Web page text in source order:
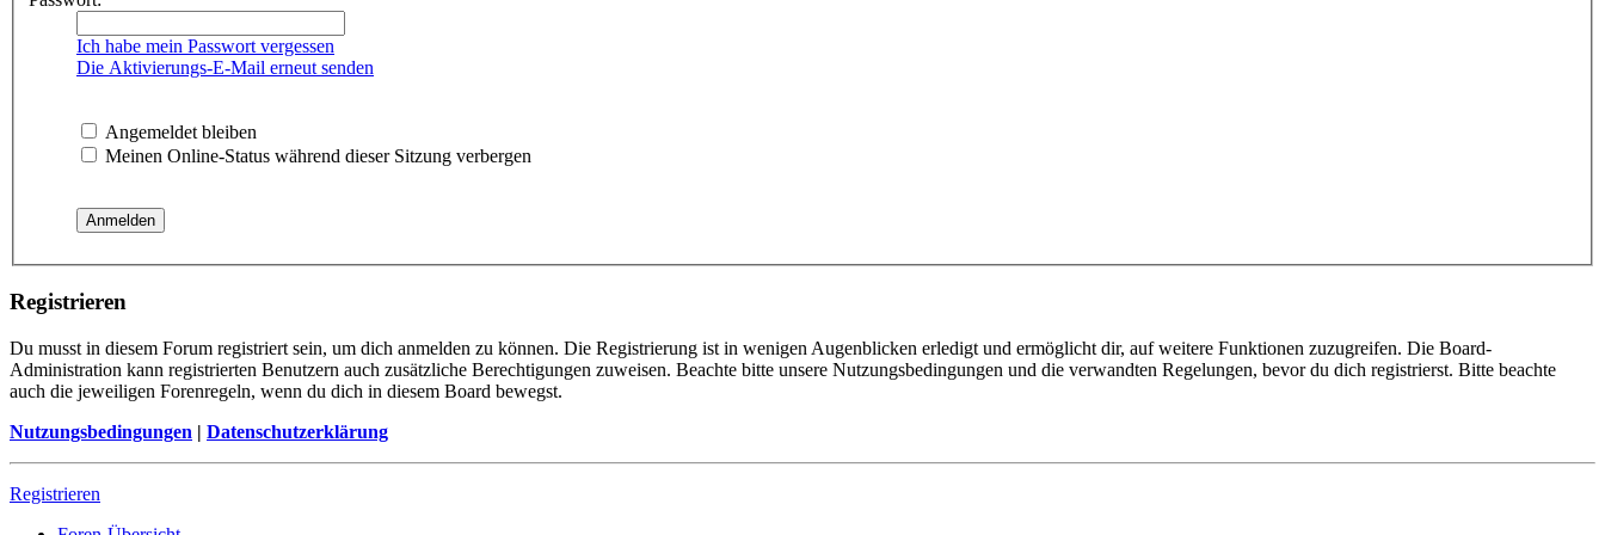
Ich habe mein Passwort vergessen
Die Aktivierungs-E-Mail erneut senden
Angemeldet bleiben
Meinen Online-Status während dieser Sitzung verbergen
Registrieren
Du musst in diesem Forum registriert sein, um dich anmelden zu können. Die Registrierung ist in wenigen Augenblicken erledigt und ermöglicht dir, auf weitere Funktionen zuzugreifen. Die Board-
Administration kann registrierten Benutzern auch zusätzliche Berechtigungen zuweisen. Beachte bitte unsere Nutzungsbedingungen und die verwandten Regelungen, bevor du dich registrierst. Bitte beachte
auch die jeweiligen Forenregeln, wenn du dich in diesem Board bewegst.
Nutzungsbedingungen | Datenschutzerklärung
Registrieren